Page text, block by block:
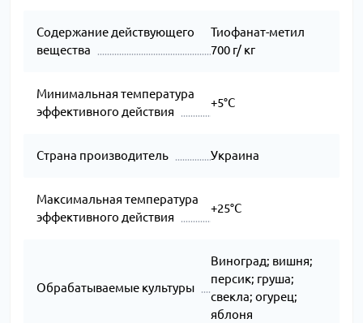
Содержание действующего
вещества
Тиофанат-метил
700 г/ кг
Минимальная температура
эффективного действия
+5°C
Страна производитель Украина
Максимальная температура
эффективного действия
+25°C
Обрабатываемые культуры
Виноград; вишня;
персик; груша;
свекла; огурец;
яблоня